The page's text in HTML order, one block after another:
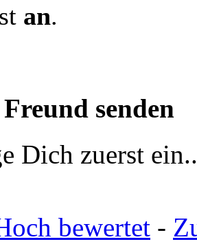
an.
senden
Dich zuerst
bewertet -